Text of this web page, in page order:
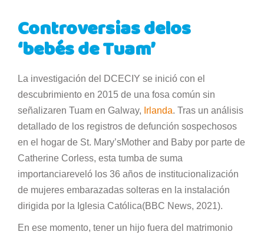
Controversias delos
‘bebés de Tuam’
La investigación del DCECIY se inició con el
descubrimiento en 2015 de una fosa común sin
señalizaren Tuam en Galway, Irlanda. Tras un análisis
detallado de los registros de defunción sospechosos
en el hogar de St. Mary’sMother and Baby por parte de
Catherine Corless, esta tumba de suma
importanciareveló los 36 años de institucionalización
de mujeres embarazadas solteras en la instalación
dirigida por la Iglesia Católica(BBC News, 2021).
En ese momento, tener un hijo fuera del matrimonio